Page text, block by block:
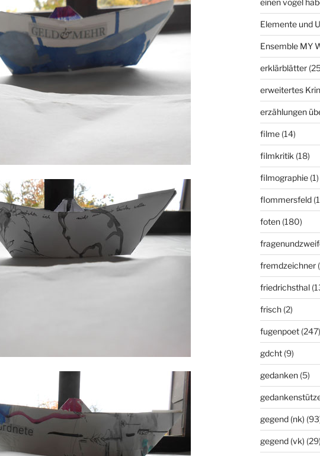
Elemente und
Ensemble MY
erklärblätter
erweitertes
erzählungen
filme(14)
filmkritik (18)
filmographie(1)
flommersfeld
foten(180)
fremdzeichner
friedrichsthal
frisch(2)
fugenpoet(247)
gdcht(9)
gedanken(5)
gegend (nk)
gegend (vk) (29)